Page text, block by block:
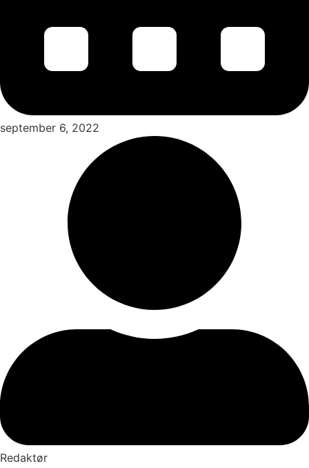
september 6, 2022
Redaktør